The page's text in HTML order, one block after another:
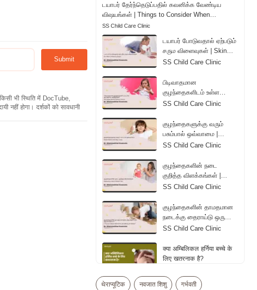
Submit
भी स्थिति में DocTube,
नहीं होगा। दर्शकों को सावधानी
டயாபர் தேர்ந்தெடுப்பதில் கவனிக்க வேண்டிய
விஷயங்கள் | Things to Consider When
Choosing a Diaper | Tamil
SS Child Care Clinic
டயாபர் போடுவதால் ஏற்படும்
சரும விளைவுகள் | Skin
Effects of Wearing
SS Child Care Clinic
பிடிவாதமான
குழந்தைகளிடம் உள்ள
ஆபத்தான அறிகுறிகள் |
Children's Tantrum | Tamil
SS Child Care Clinic
குழந்தைகளுக்கு வரும்
பசும்பால் ஒவ்வாமை |
Reason Behind Colic
SS Child Care Clinic
குழந்தைகளின் நடை
குறித்த விளக்கங்கள் |
Explanations About
SS Child Care Clinic
குழந்தைகளின் தாமதமான
நடைக்கு தைராய்டு ஒரு
காரணமா? | Is Thyroid a
Walking of Children? |
Tamil
SS Child Care Clinic
क्या अम्बिलिकल हर्निया बच्चे के
लिए खतरनाक है?
थेराप्यूटिक नवजात शिशु गर्भवती